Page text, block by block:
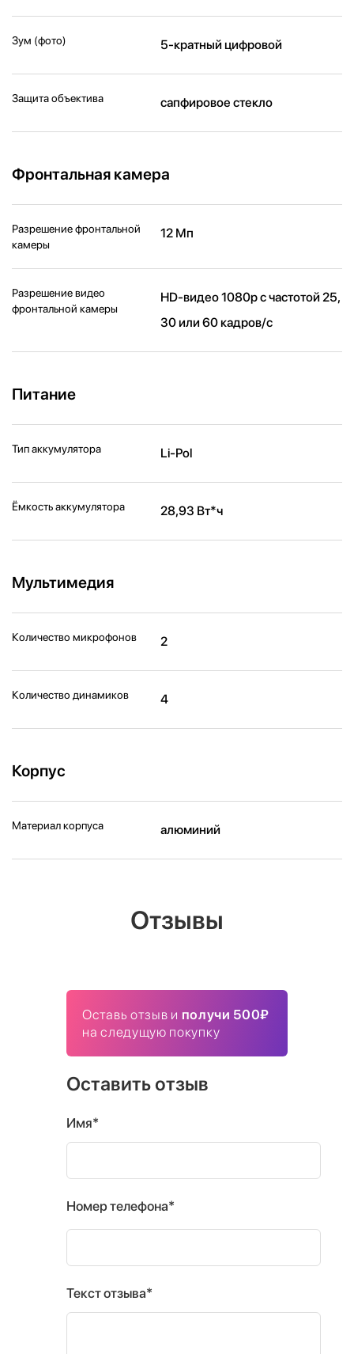
Зум (фото) 5-кратный цифровой
Защита объектива сапфировое стекло
Фронтальная камера
Разрешение фронтальной
камеры
12 Мп
Разрешение видео
фронтальной камеры
HD-видео 1080p с частотой 25,
30 или 60 кадров/ с
Питание
Тип аккумулятора Li-Pol
Ёмкость аккумулятора 28,93 Вт*ч
Мультимедия
Количество микрофонов 2
Количество динамиков 4
Корпус
Материал корпуса алюминий
Отзывы
Оставь отзыв и получи 500₽
на следущую покупку
Оставить отзыв
Имя*
Номер телефона*
Текст отзыва*